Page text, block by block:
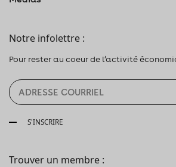
Notre infolettre :
Pour rester au coeur de l’activité
S'INSCRIRE
Trouver un membre :